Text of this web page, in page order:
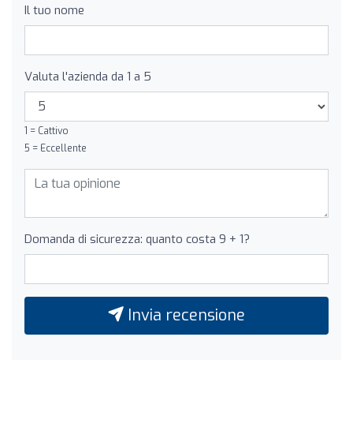
Il tuo nome
Valuta l'azienda da 1 a 5
1 = Cattivo
5 = Eccellente
Domanda di sicurezza: quanto costa 9 + 1?
Invia recensione